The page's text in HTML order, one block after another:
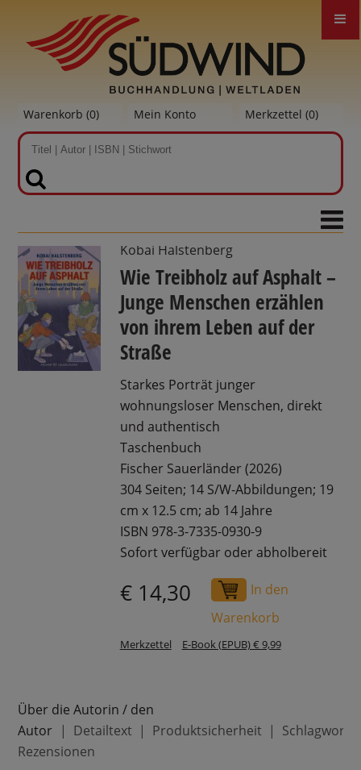
Warenkorb (0) Mein Konto Merkzettel (0)
Kobai Halstenberg
Wie Treibholz auf Asphalt –
Junge Menschen erzählen
von ihrem Leben auf der
Straße
Starkes Porträt junger
wohnungsloser Menschen, direkt
und authentisch
Taschenbuch
Fischer Sauerländer (2026)
304 Seiten; 14 S/W-Abbildungen; 19
cm x 12.5 cm; ab 14 Jahre
ISBN 978-3-7335-0930-9
Sofort verfügbar oder abholbereit
€ 14,30
In den
Warenkorb
Merkzettel E-Book (EPUB) € 9,99
Über die Autorin / den
Autor
Detailtext Produktsicherheit
Schlagworte
Rezensionen